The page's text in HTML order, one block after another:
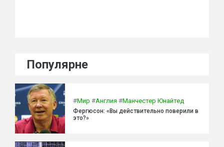
Популярне
#Мир #Англия #Манчестер Юнайтед
Фергюсон: «Вы действительно поверили в
это?»